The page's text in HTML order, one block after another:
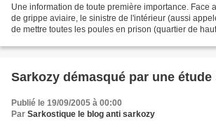
Une information de toute première importance. Face
de grippe aviaire, le sinistre de l'intérieur (aussi
de mettre toutes les poules en prison (quartier de
Sarkozy démasqué par une
Publié le 19/09/2005 à 00:00
Par Sarkostique le blog anti sarkozy